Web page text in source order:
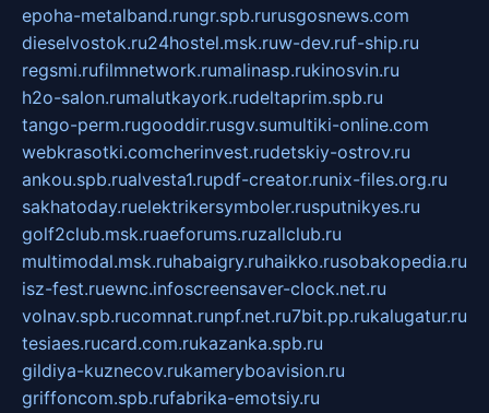
epoha-metalband.rungr.spb.rurusgosnews.com
dieselvostok.ru24hostel.msk.ruw-dev.ruf-ship.ru
regsmi.rufilmnetwork.rumalinasp.rukinosvin.ru
h2o-salon.rumalutkayork.rudeltaprim.spb.ru
tango-perm.rugooddir.rusgv.sumultiki-online.com
webkrasotki.comcherinvest.rudetskiy-ostrov.ru
ankou.spb.rualvesta1.rupdf-creator.runix-files.org.ru
sakhatoday.ruelektrikersymboler.rusputnikyes.ru
golf2club.msk.ruaeforums.ruzallclub.ru
multimodal.msk.ruhabaigry.ruhaikko.rusobakopedia.ru
isz-fest.ruewnc.infoscreensaver-clock.net.ru
volnav.spb.rucomnat.runpf.net.ru7bit.pp.rukalugatur.ru
tesiaes.rucard.com.rukazanka.spb.ru
gildiya-kuznecov.rukameryboavision.ru
griffoncom.spb.rufabrika-emotsiy.ru